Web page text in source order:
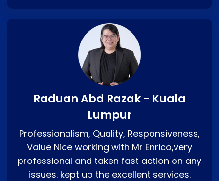
Raduan Abd Razak - Kuala
Lumpur
Professionalism, Quality, Responsiveness,
Value Nice working with Mr Enrico,very
professional and taken fast action on any
issues. kept up the excellent services.